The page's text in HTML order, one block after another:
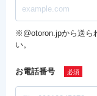
※@otoron.jpから送ら
い。
お電話番号